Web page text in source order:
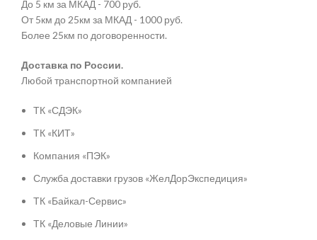
До 5 км за МКАД - 700 руб.
От 5км до 25км за МКАД - 1000 руб.
Более 25км по договоренности.
Доставка по России.
Любой транспортной компанией
ТК «СДЭК»
ТК «КИТ»
Компания «ПЭК»
Служба доставки грузов «ЖелДорЭкспедиция»
ТК «Байкал-Сервис»
ТК «Деловые Линии»